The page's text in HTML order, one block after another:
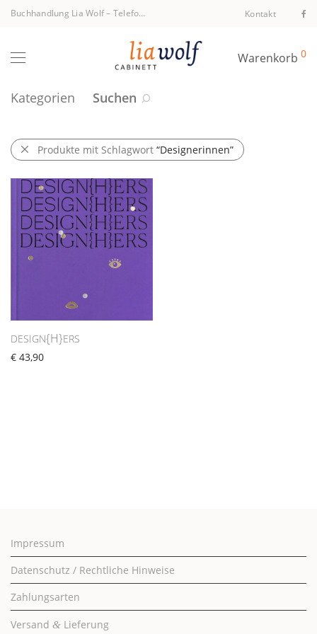
Buchhandlung Lia Wolf– Telefon +43 1 512 40 94 Kontakt
Warenkorb 0
Kategorien Suchen
Produkte mit Schlagwort “Designerinnen”
DESIGN{H}ERS
€ 43,90
Impressum
Datenschutz / Rechtliche Hinweise
Zahlungsarten
Versand & Lieferung